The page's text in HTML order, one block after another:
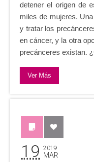
detener el origen de
miles de mujeres.
y tratar los
en cáncer, y la otra
precánceres existan.
Ver Más
19 2019
MAR